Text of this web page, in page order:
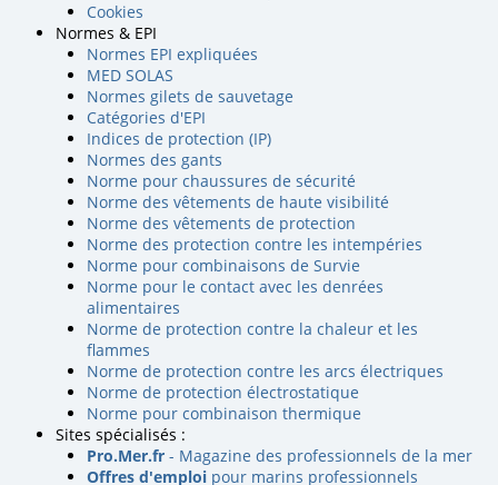
Cookies
Normes & EPI
Normes EPI expliquées
MED SOLAS
Normes gilets de sauvetage
Catégories d'EPI
Indices de protection (IP)
Normes des gants
Norme pour chaussures de sécurité
Norme des vêtements de haute visibilité
Norme des vêtements de protection
Norme des protection contre les intempéries
Norme pour combinaisons de Survie
Norme pour le contact avec les denrées
alimentaires
Norme de protection contre la chaleur et les
flammes
Norme de protection contre les arcs électriques
Norme de protection électrostatique
Norme pour combinaison thermique
Sites spécialisés :
Pro.Mer.fr - Magazine des professionnels de la mer
Offres d'emploi pour marins professionnels